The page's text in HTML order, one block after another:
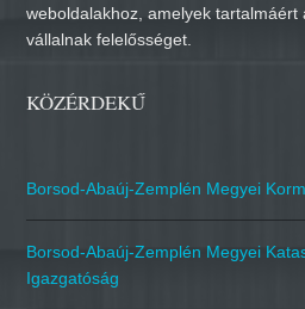
weboldalakhoz, amelyek tartalmáért
vállalnak felelősséget.
KÖZÉRDEKŰ
Borsod-Abaúj-Zemplén Megyei
Borsod-Abaúj-Zemplén Megyei
Igazgatóság